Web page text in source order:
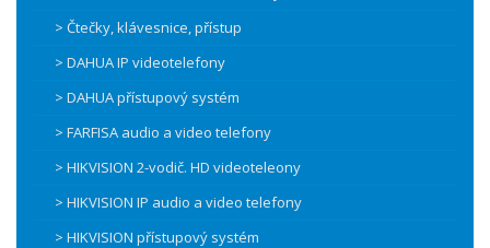
> Čtečky, klávesnice, přístup
> DAHUA IP videotelefony
> DAHUA přístupový systém
> FARFISA audio a video telefony
> HIKVISION 2-vodič. HD videoteleony
> HIKVISION IP audio a video telefony
> HIKVISION přístupový systém